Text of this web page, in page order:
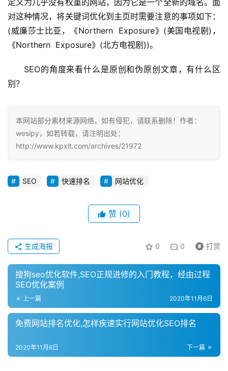
定义为几乎没有权重的网站，因为它是一个全新的域名。面
对这种情况，将关键词优化到主页时需要注意的事项如下：
(威廉莎士比亚，《Northern  Exposure》(美国电视剧)，
《Northern  Exposure》(北方电视剧))。
SEO的角度来看什么是原创和伪原创文章，有什么区
别？
本网站部分素材来源网络，如有侵犯，请联系删除！作者：
wesipy，如若转载，请注明出处：
http://www.kpxlt.com/archives/21972
SEO 快速排名 网站优化
赞 (0)
0 0 打赏
生成海报
搜狗seo优化软件,SEO正规进修的入门教程，经由过程
SEO优化案例
上一篇 2020年11月6日
免费网站排名优化,怎样疾速实行网站优化SEO排名
下一篇
2020年11月6日